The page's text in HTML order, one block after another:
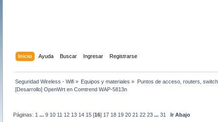
Inicio Ayuda Buscar Ingresar Registrarse
Seguridad Wireless - Wifi » Equipos y materiales » Puntos de acceso, routers,
[Desarrollo] OpenWrt en Comtrend WAP-5813n
Páginas: 1 ...9 10 11 12 13 14 15 [16] 17 18 19 20 21 22 23 ...31 Ir Abajo